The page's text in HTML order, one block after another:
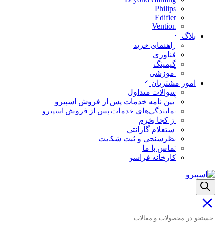
Philips
Edifier
Vention
بلاگ
راهنمای خرید
فناوری
گیمینگ
آموزشی
امور مشتریان
سوالات متداول
آیین نامه خدمات پس از فروش اسپیرو
نمایندگی‌های خدمات پس از فروش اسپیرو
از کجا بخرم
استعلام گارانتی
نظرسنجی و ثبت شکایت
تماس با ما
کارخانه فراسو